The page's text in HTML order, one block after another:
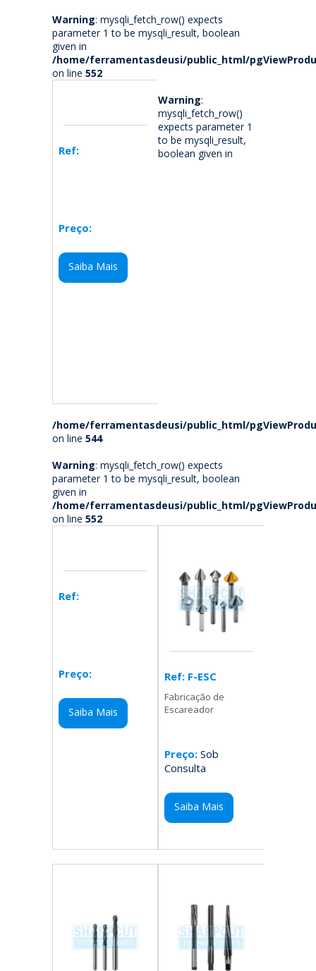
Warning: mysqli_fetch_row() expects
parameter 1 to be mysqli_result, boolean
given in
/home/ferramentasdeusi/public_html/
on line 552
Ref:
Preço:
Saiba Mais
Warning:
mysqli_fetch_row()
expects parameter 1
to be mysqli_result,
boolean given in
/home/ferramentasdeusi/public_html/
on line 544
Warning: mysqli_fetch_row() expects
parameter 1 to be mysqli_result, boolean
given in
/home/ferramentasdeusi/public_html/
on line 552
Ref:
Preço:
Saiba Mais
Ref: F-ESC
Fabricação de
Escareador
Preço: Sob
Consulta
Saiba Mais